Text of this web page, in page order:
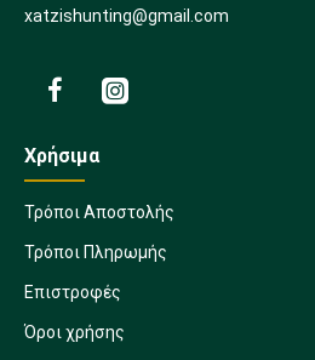
xatzishunting@gmail.com
Χρήσιμα
Τρόποι Αποστολής
Τρόποι Πληρωμής
Επιστροφές
Όροι χρήσης